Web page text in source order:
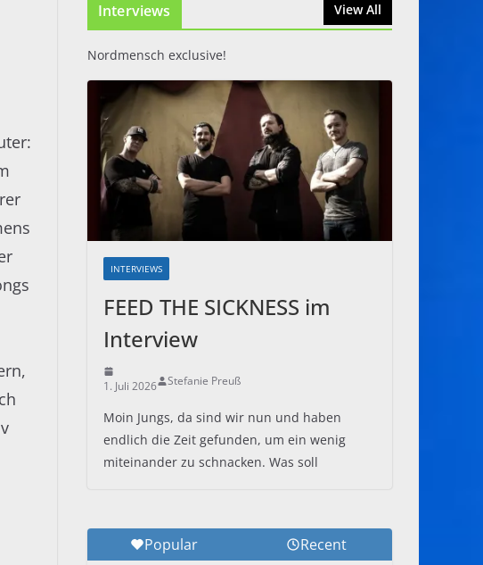
Interviews View All
Nordmensch exclusive!
INTERVIEWS
FEED THE SICKNESS im
Interview
1. Juli 2026 Stefanie Preuß
Moin Jungs, da sind wir nun und haben
endlich die Zeit gefunden, um ein wenig
miteinander zu schnacken. Was soll
Popular Recent